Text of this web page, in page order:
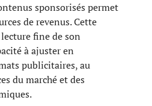
sponsorisés permet
de revenus. Cette
fine de son
à ajuster en
publicitaires, au
du marché et des